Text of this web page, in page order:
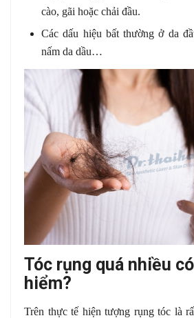
cào, gãi hoặc chải đầu.
Các dấu hiệu bất thường ở da
nấm da dầu…
Tóc rụng quá nhiều
hiểm?
Trên thực tế hiện tượng rụng tóc là